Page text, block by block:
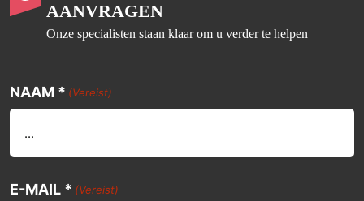
AANVRAGEN
Onze specialisten staan klaar om u verder te helpen
NAAM * (Vereist)
E-MAIL * (Vereist)